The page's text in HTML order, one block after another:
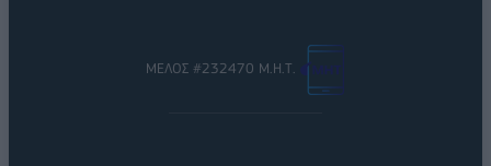
ΜΕΛΟΣ #232470 Μ.Η.Τ.